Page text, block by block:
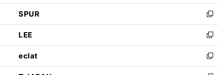
ウ
で
開
く
ン
ド
ウ
で
開
く
ウ
ィ
ン
ド
ウ
で
開
し
い
ウ
ィ
ン
ド
ウ
SPUR
新
し
い
ウ
ィ
ン
LEE
新
し
い
ウ
eclat
新
し